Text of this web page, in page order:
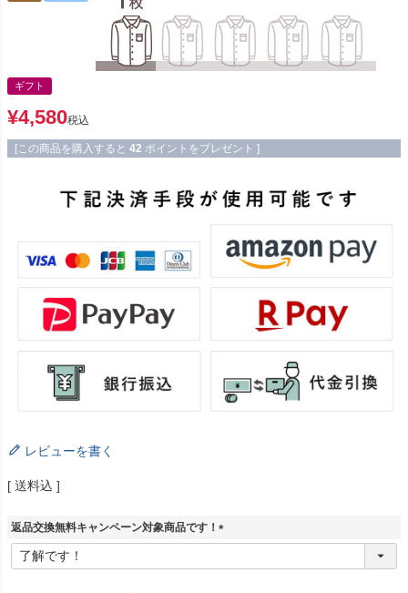
ギフト
¥4,580税込
[この商品を購入すると 42 ポイントをプレゼント ]
レビューを書く
送料込
返品交換無料キャンペーン対象商品です！
(